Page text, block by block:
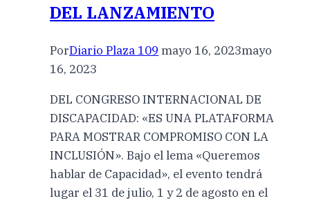
DEL LANZAMIENTO
PorDiario Plaza 109 mayo 16, 2023mayo
16, 2023
DEL CONGRESO INTERNACIONAL DE
DISCAPACIDAD: «ES UNA PLATAFORMA
PARA MOSTRAR COMPROMISO CON LA
INCLUSIÓN». Bajo el lema «Queremos
hablar de Capacidad», el evento tendrá
lugar el 31 de julio, 1 y 2 de agosto en el